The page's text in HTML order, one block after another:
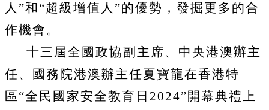
人”和“超級增值人”的優勢，發掘更多的合
作機會。
十三屆全國政協副主席、中央港澳辦主
任、國務院港澳辦主任夏寶龍在香港特
區“全民國家安全教育日 2024”開幕典禮上